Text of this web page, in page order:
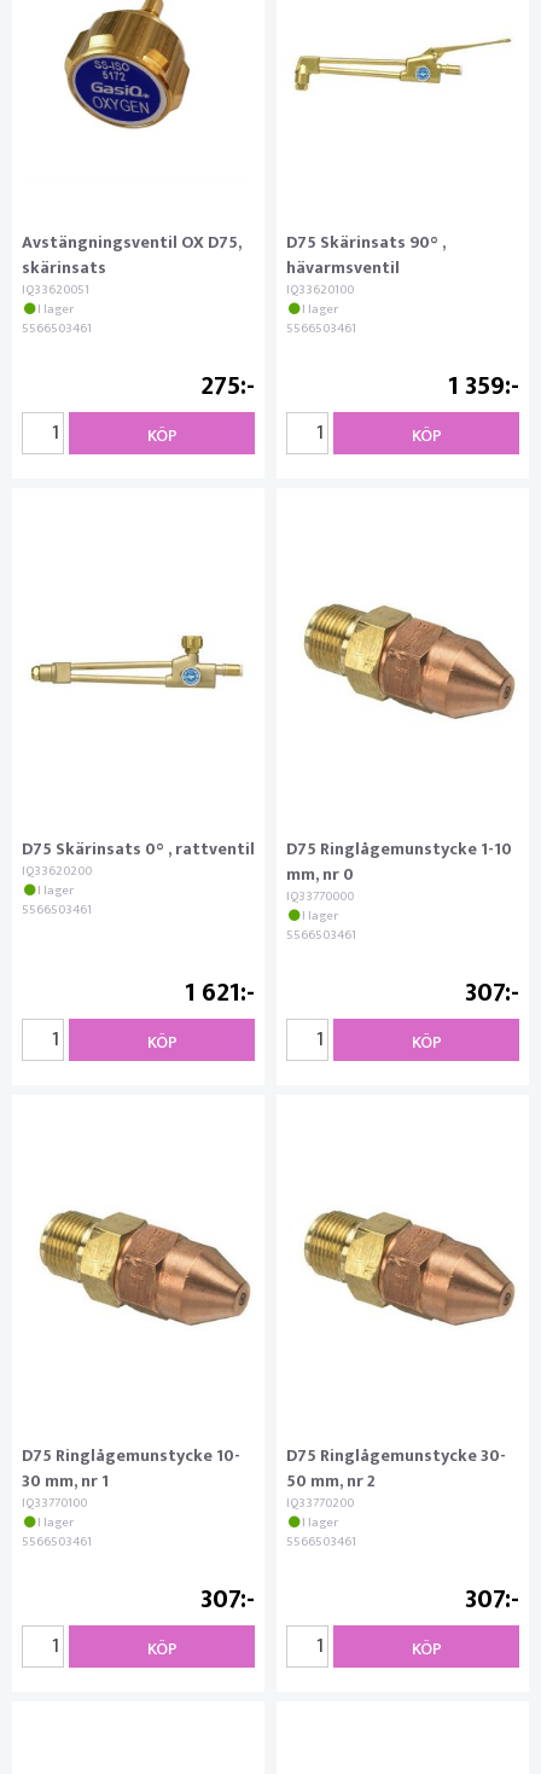
Avstängningsventil OX D75,
skärinsats
IQ33620051
I lager
5566503461
275
KÖP
D75 Skärinsats 90° ,
hävarmsventil
IQ33620100
I lager
5566503461
1 359
KÖP
D75 Skärinsats 0° , rattventil
IQ33620200
I lager
5566503461
1 621
KÖP
D75 Ringlågemunstycke 1-10
mm, nr 0
IQ33770000
I lager
5566503461
307
KÖP
D75 Ringlågemunstycke 10-
30 mm, nr 1
IQ33770100
I lager
5566503461
307
KÖP
D75 Ringlågemunstycke 30-
50 mm, nr 2
IQ33770200
I lager
5566503461
307
KÖP